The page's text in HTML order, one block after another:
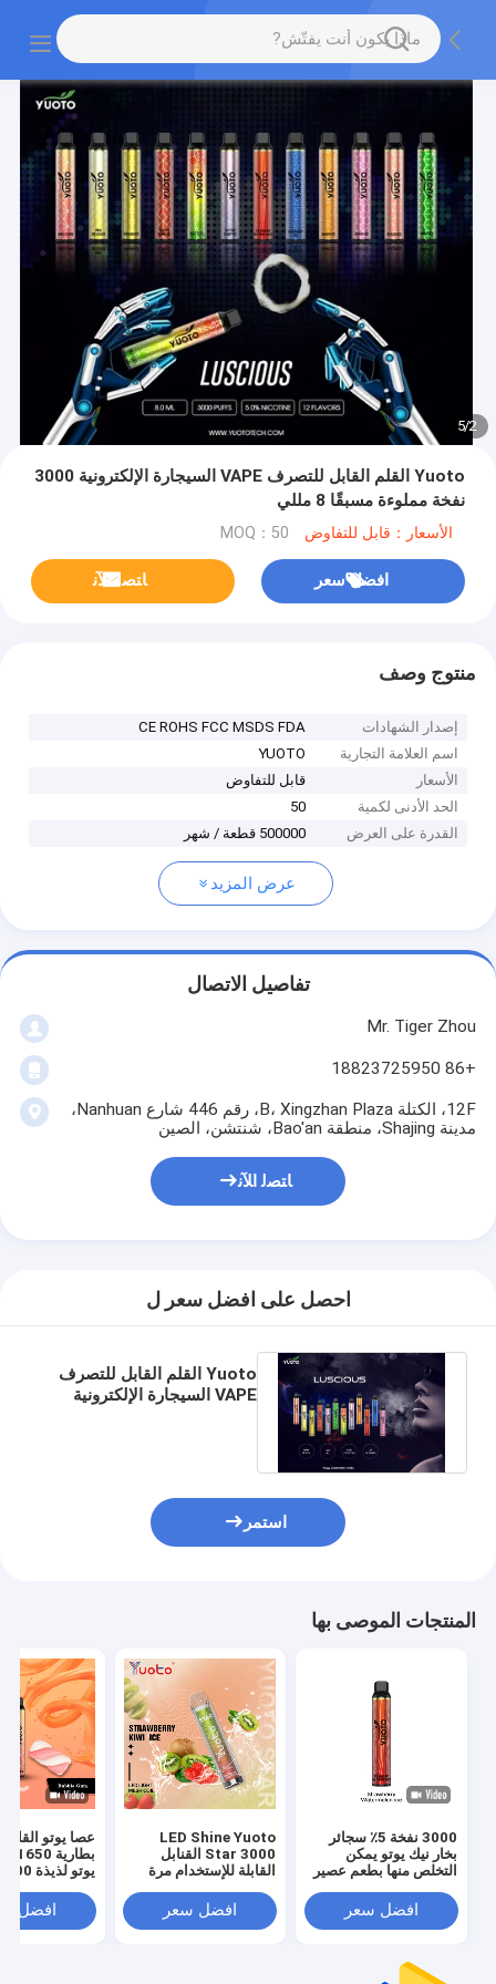
2
/
5
Yuoto القلم القابل للتصرف VAPE السيجارة الإلكترونية 3000
نفخة مملوءة مسبقًا 8 مللي
الأسعار：قابل للتفاوض MOQ：50
افضل سعر ﺎﺘﺼﻟ ﺍﻶﻧ
منتوج وصف
إصدار الشهادات
CE ROHS FCC MSDS FDA
اسم العلامة التجارية
YUOTO
الأسعار
قابل للتفاوض
الحد الأدنى لكمية
50
القدرة على العرض
500000 قطعة / شهر
عرض المزيد
تفاصيل الاتصال
Mr. Tiger Zhou
+86 18823725950
12F، الكتلة B، Xingzhan Plaza، رقم 446 شارع Nanhuan،
مدينة Shajing، منطقة Bao'an، شنتشن، الصين
ﺎﺘﺼﻟ ﺍﻶﻧ
احصل على افضل سعر ل
Yuoto القلم القابل للتصرف
VAPE السيجارة الإلكترونية
استمر
المنتجات الموصى بها
3000 نفخة 5٪ سجائر
بخار نيك يوتو يمكن
التخلص منها بطعم عصير
افضل سعر
LED Shine Yuoto
Star 3000 القنابل
القابلة للإستخدام مرة
افضل سعر
عصا يوتو
افضل